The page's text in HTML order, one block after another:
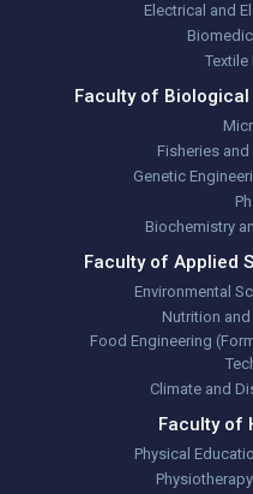
Electrical and
Textile
Faculty of
Fisheries
Genetic
Biochemistry
Faculty of Applied
Environmental
Nutrition
Food Engineering
Climate and
Faculty of
Physical